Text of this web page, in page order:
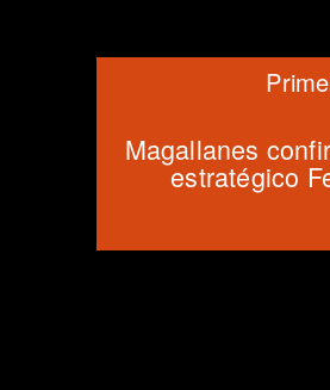
Magallanes
estratégico